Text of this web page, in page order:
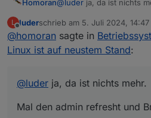
Homoran@luder ja, da ist nichts
Mal den admin refresht
L
Offline
luderschrieb am 5. Juli 2024, 14:47
zuletzt editiert von
@homoran sagte in
Linux ist auf neustem Stand:
@luder ja, da ist nichts mehr.
Mal den admin refresht und